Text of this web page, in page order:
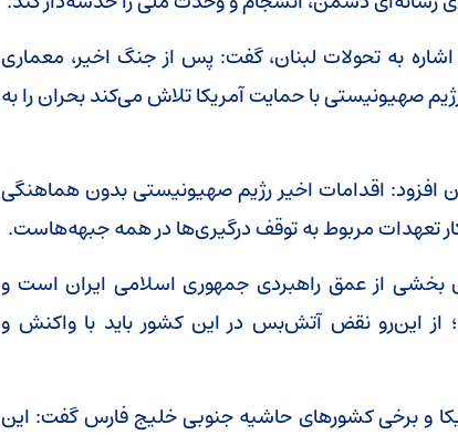
به تحولات لبنان، گفت: پس از جنگ اخیر، معماری
صهیونیستی با حمایت آمریکا تلاش می‌کند بحران را به
اقدامات اخیر رژیم صهیونیستی بدون هماهنگی
تعهدات مربوط به توقف درگیری‌ها در همه جبهه‌هاست.
بخشی از عمق راهبردی جمهوری اسلامی ایران است و
از این‌رو نقض آتش‌بس در این کشور باید با واکنش و
و برخی کشور‌های حاشیه جنوبی خلیج فارس گفت: این